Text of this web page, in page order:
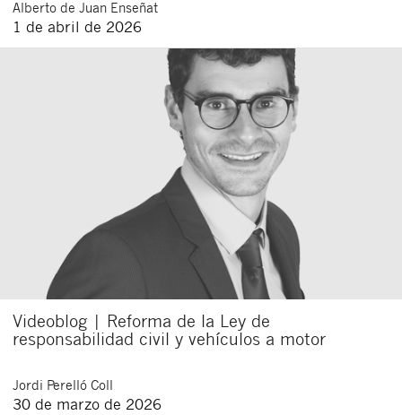
Alberto de Juan Enseñat
1 de abril de 2026
Videoblog | Reforma de la Ley de
responsabilidad civil y vehículos a motor
Jordi Perelló Coll
30 de marzo de 2026
Acepto recibir comunicaciones sobre nuevos
condiciones
yde
privacidad
Al pulsar el botón de envío manifiesta haber leído la siguiente
información básica sobre privacidad: El responsable del tratamiento
es Buades Legal S.L. La finalidad es la atención a su solicitud. Tiene
derecho a acceder, rectificar y suprimir los datos, así como otros
derechos como se explica en la política de privacidad de nuestra web